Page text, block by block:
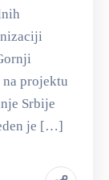
projektu
Srbije
je […]